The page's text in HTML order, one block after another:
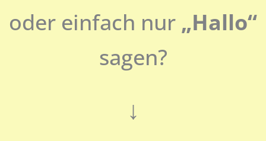
oder einfach nur „Hallo“
sagen?
↓